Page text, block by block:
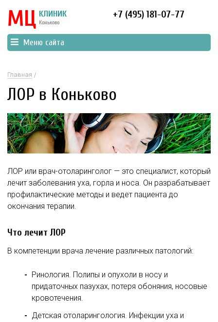
МЦ КЛИНИК
Коньково
+7 (495) 181-07-77
Меню сайта
Главная
ЛОР в Коньково
ЛОР или врач-отоларинголог — это специалист, который
лечит заболевания уха, горла и носа. Он разрабатывает
профилактические методы и ведет пациента до
окончания терапии.
Что лечит ЛОР
В компетенции врача лечение различных патологий:
Ринология. Полипы и опухоли в носу и
придаточных пазухах, потеря обоняния, носовые
кровотечения.
Детская отоларингология. Инфекции уха и